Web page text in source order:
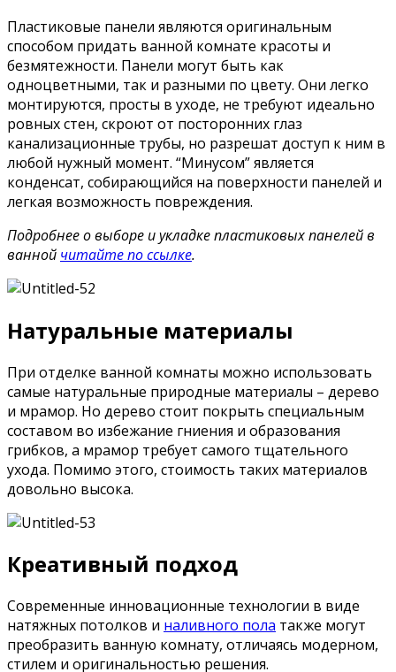
Пластиковые панели являются оригинальным
способом придать ванной комнате красоты и
безмятежности. Панели могут быть как
одноцветными, так и разными по цвету. Они легко
монтируются, просты в уходе, не требуют идеально
ровных стен, скроют от посторонних глаз
канализационные трубы, но разрешат доступ к ним в
любой нужный момент. “Минусом” является
конденсат, собирающийся на поверхности панелей и
легкая возможность повреждения.
Подробнее о выборе и укладке пластиковых панелей в
ванной читайте по ссылке.
Натуральные материалы
При отделке ванной комнаты можно использовать
самые натуральные природные материалы – дерево
и мрамор. Но дерево стоит покрыть специальным
составом во избежание гниения и образования
грибков, а мрамор требует самого тщательного
ухода. Помимо этого, стоимость таких материалов
довольно высока.
Креативный подход
Современные инновационные технологии в виде
натяжных потолков и наливного пола также могут
преобразить ванную комнату, отличаясь модерном,
стилем и оригинальностью решения.